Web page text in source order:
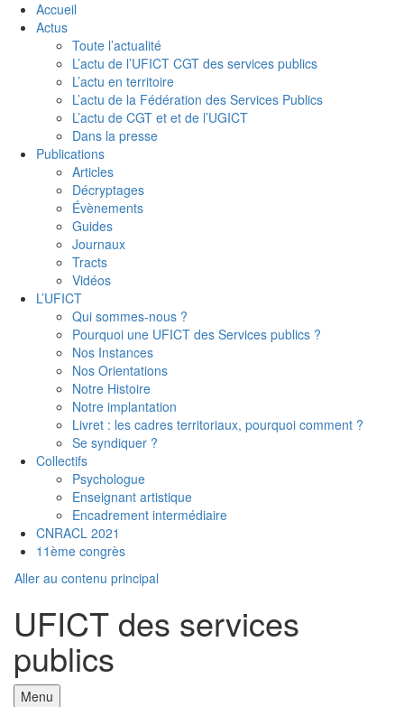
Accueil
Actus
Toute l’actualité
L’actu de l’UFICT CGT des services publics
L’actu en territoire
L’actu de la Fédération des Services Publics
L’actu de CGT et et de l’UGICT
Dans la presse
Publications
Articles
Décryptages
Évènements
Guides
Journaux
Tracts
Vidéos
L’UFICT
Qui sommes-nous ?
Pourquoi une UFICT des Services publics ?
Nos Instances
Nos Orientations
Notre Histoire
Notre implantation
Livret : les cadres territoriaux, pourquoi comment ?
Se syndiquer ?
Collectifs
Psychologue
Enseignant artistique
Encadrement intermédiaire
CNRACL 2021
11ème congrès
Aller au contenu principal
UFICT des services
publics
Menu